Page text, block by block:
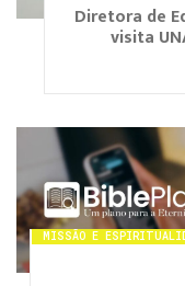
Diretora de
visita
MISSÃO E